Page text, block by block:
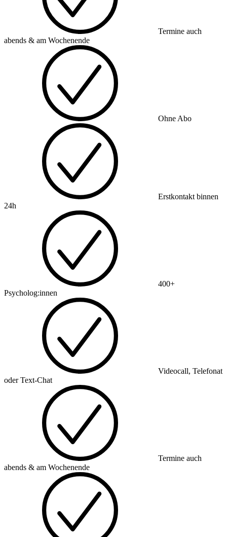
Termine auch
abends & am Wochenende
Ohne Abo
Erstkontakt binnen
24h
400+
Psycholog:innen
Videocall, Telefonat
oder Text-Chat
Termine auch
abends & am Wochenende